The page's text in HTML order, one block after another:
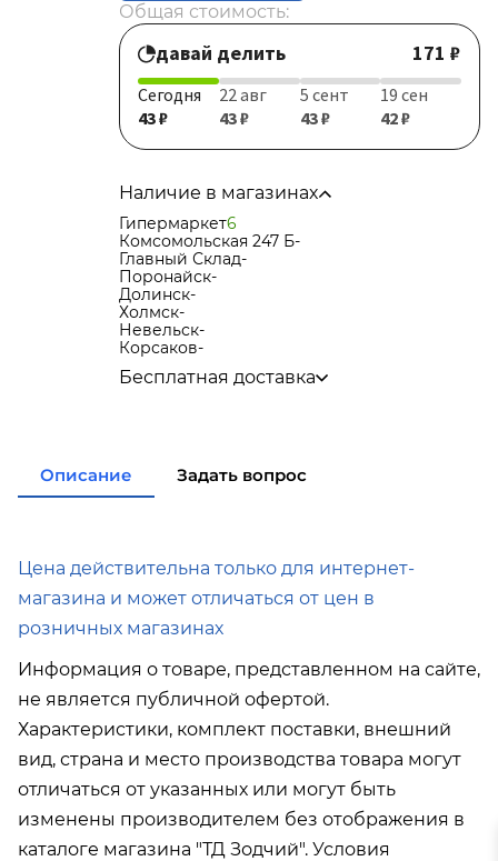
Общая стоимость:
давай делить 171 ₽
Сегодня
43 ₽
22 авг
43 ₽
5 сент
43 ₽
19 сен
42 ₽
Наличие в магазинах
Гипермаркет6
Комсомольская 247 Б-
Главный Склад-
Поронайск-
Долинск-
Холмск-
Невельск-
Корсаков-
Бесплатная доставка
35 000р
в город Поронайск при покупке
Описание Задать вопрос
Цена действительна только для интернет-
магазина и может отличаться от цен в
розничных магазинах
Информация о товаре, представленном на сайте,
не является публичной офертой.
Характеристики, комплект поставки, внешний
вид, страна и место производства товара могут
отличаться от указанных или могут быть
изменены производителем без отображения в
каталоге магазина "ТД Зодчий". Условия